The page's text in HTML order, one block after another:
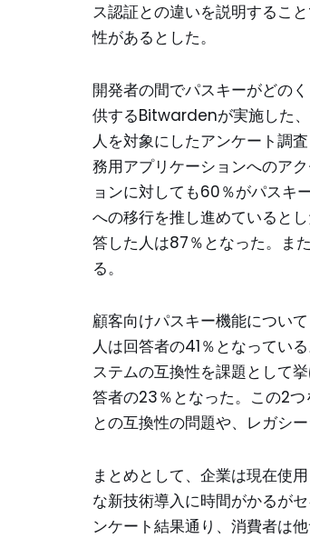
ス認証との違いを説明するこ
性があるとした。
開発者の間でパスキーがどの
供するBitwardenが実施した
人を対象にしたアンケート調
務用アプリケーションへのア
ョンに対しても60％がパスキ
への移行を推し進めていると
答した人は87％となった。ま
る。
顧客向けパスキー機能につい
人は回答者の41％となってい
ステムの互換性を課題として
答者の23％となった。この2
との互換性の問題や、レガシ
まとめとして、企業は現在使
な新技術導入に時間がかるが
ンケート結果通り、消費者は